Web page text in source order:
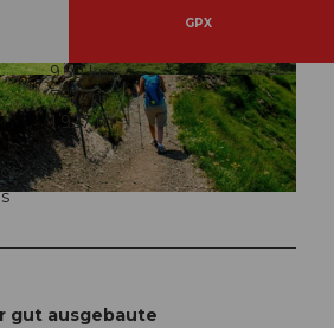
Muotatal Tourismus
Muotatal T
ourismus
© Stoos-Muotatal Tourismus, Stoos-Muotatal T
ourismus
GPX
9,50 km
757 m
1.927 m
gut ausgebaute